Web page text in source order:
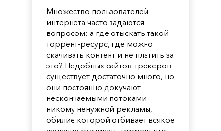
Множество пользователей
интернета часто задаются
вопросом: а где отыскать такой
торрент-ресурс, где можно
скачивать контент и не платить за
это? Подобных сайтов-трекеров
существует достаточно много, но
они постоянно докучают
нескончаемыми потоками
никому ненужной рекламы,
обилие которой отбивает всякое